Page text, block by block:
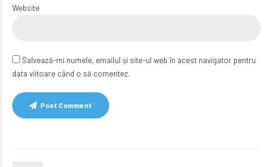
Website
Salvează-mi numele, emailul și site-ul web în acest navigator pentru
data viitoare când o să comentez.
Post Comment